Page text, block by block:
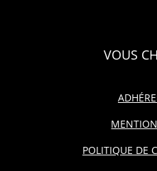
VOUS
POLITIQUE DE